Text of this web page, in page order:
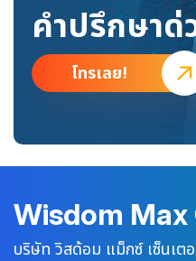
คำปรึกษาด่
โทรเลย!
Wisdom
บริษัท วิสด้อม แม็กซ์ เซ็นเต